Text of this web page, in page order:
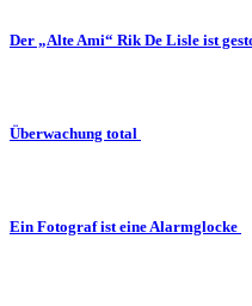
Der „Alte Ami“ Rik De Lisle ist
Überwachung total
Ein Fotograf ist eine Alarmglocke